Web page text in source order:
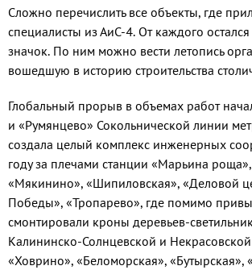
Сложно перечислить все объекты, где
специалисты из АиС-4. От каждого
значок. По ним можно вести летопись
вошедшую в историю строительства
Глобальный прорыв в объемах работ
и «Румянцево» Сокольнической линии
создала целый комплекс инженерных
году за плечами станции «Марьина
«Мякинино», «Шипиловская», «Деловой
Победы», «Тропарево», где помимо
смонтировали кроны деревьев-
Калининско-Солнцевской и
«Ховрино», «Беломорская», «Бутырская»,